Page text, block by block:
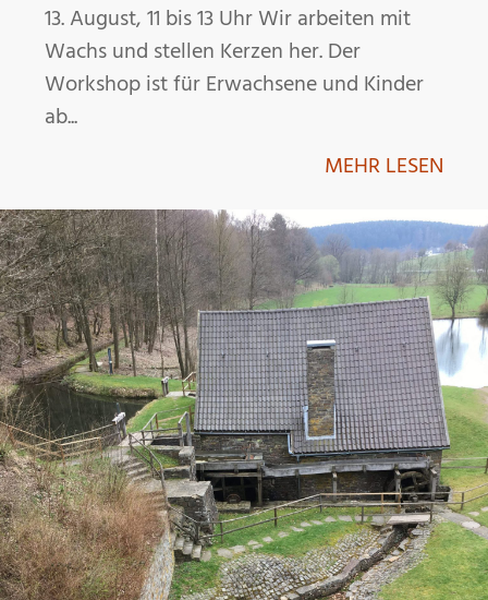
13. August, 11 bis 13 Uhr Wir arbeiten mit
Wachs und stellen Kerzen her. Der
Workshop ist für Erwachsene und Kinder
ab...
MEHR LESEN